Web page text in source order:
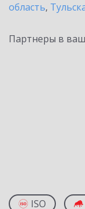
область,
Партнеры в
ISO